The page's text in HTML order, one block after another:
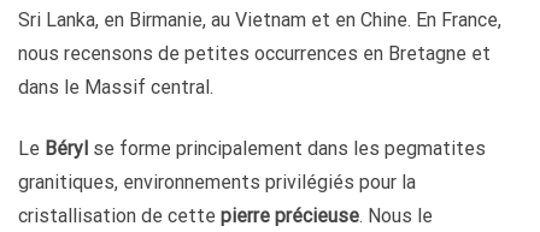
Sri Lanka, en Birmanie, au Vietnam et en Chine. En France,
nous recensons de petites occurrences en Bretagne et
dans le Massif central.
Le Béryl se forme principalement dans les pegmatites
granitiques, environnements privilégiés pour la
cristallisation de cette pierre précieuse. Nous le